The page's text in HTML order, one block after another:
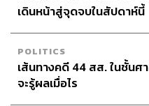
Seared Salmon &
สุขภาพ มีกลิ่นอายและรสชา
พร้อมควินัว แรดิช บีทรูทดอ
ที่สุกครึ่งหนึ่ง เนื้อจึงยังฉ่ำน่
เดินหน้าสู่จุดจบในสัปดาห์นี้
POLITICS
เส้นทางคดี 44 สส. ในชั้นศ
จะรู้ผลเมื่อไร